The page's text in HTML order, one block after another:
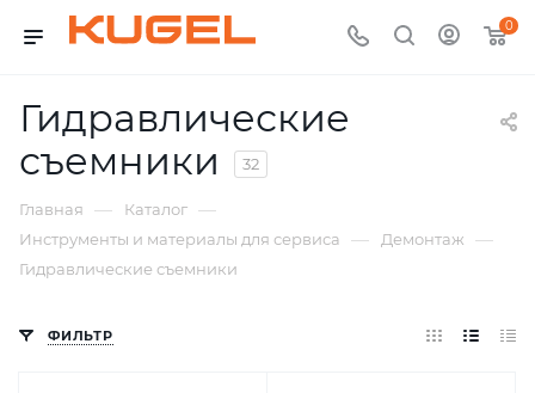
0
Гидравлические
съемники
32
Главная — Каталог —
Инструменты и материалы для сервиса — Демонтаж —
Гидравлические съемники
ФИЛЬТР